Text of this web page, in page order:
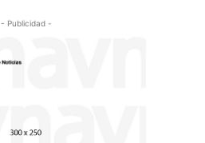
- Publicidad -